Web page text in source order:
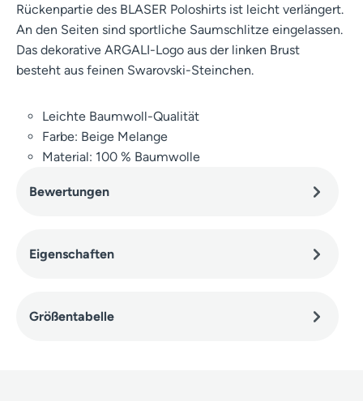
Rückenpartie des BLASER Poloshirts ist leicht verlängert.
An den Seiten sind sportliche Saumschlitze eingelassen.
Das dekorative ARGALI-Logo aus der linken Brust
besteht aus feinen Swarovski-Steinchen.
Leichte Baumwoll-Qualität
Farbe: Beige Melange
Material: 100 % Baumwolle
Bewertungen
Eigenschaften
Größentabelle